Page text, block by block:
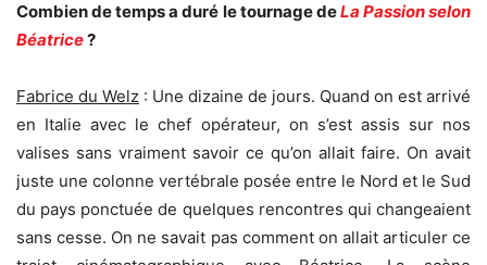
Combien de temps a duré le tournage deLa Passion selon
Béatrice?
Fabrice du Welz : Une dizaine de jours. Quand on est arrivé
en Italie avec le chef opérateur, on s’est assis sur nos
valises sans vraiment savoir ce qu’on allait faire. On avait
juste une colonne vertébrale posée entre le Nord et le Sud
du pays ponctuée de quelques rencontres qui changeaient
sans cesse. On ne savait pas comment on allait articuler ce